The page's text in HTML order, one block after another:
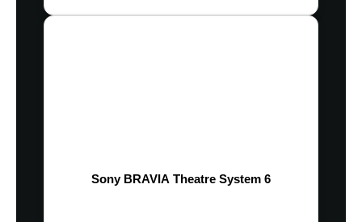
Sony BRAVIA Theatre System 6